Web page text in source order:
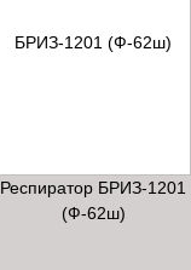
Респиратор БРИЗ-1201
(Ф-62ш)